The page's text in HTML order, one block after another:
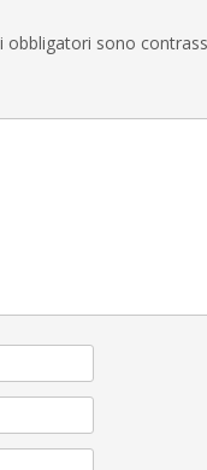
obbligatori sono